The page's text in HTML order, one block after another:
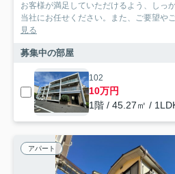
お客様が満足していただけるよう、しっ
当社にお任せください。また、ご要望や
見る
募集中の部屋
102
10万円
1階 / 45.27㎡ /
アパート